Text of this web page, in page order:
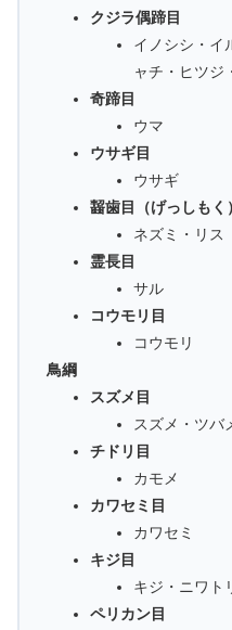
クジラ偶蹄目
イノシシ・イ
ャチ・ヒツジ
奇蹄目
ウマ
ウサギ目
ウサギ
齧歯目（げっしもく）
ネズミ・リス
霊長目
サル
コウモリ目
コウモリ
鳥綱
スズメ目
スズメ・ツバ
チドリ目
カモメ
カワセミ目
カワセミ
キジ目
キジ・ニワト
ペリカン目